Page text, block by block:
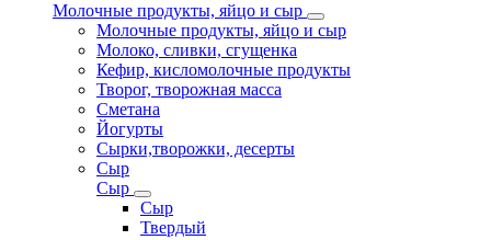
Молочные продукты, яйцо и сыр
Молочные продукты, яйцо и сыр
Молоко, сливки, сгущенка
Кефир, кисломолочные продукты
Творог, творожная масса
Сметана
Йогурты
Сырки,творожки, десерты
Сыр
Сыр
Сыр
Твердый